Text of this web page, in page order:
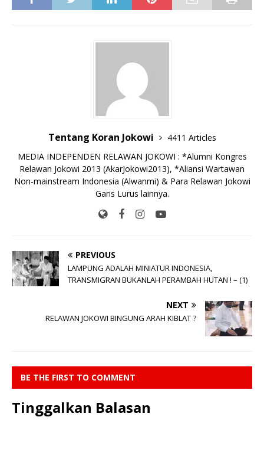
c it ai at
A
p
Li
n
k
o
e y ssar
Tentang Koran Jokowi
4411 Articles
MEDIA INDEPENDEN RELAWAN JOKOWI : *Alumni Kongres
Relawan Jokowi 2013 (AkarJokowi2013), *Aliansi Wartawan
Non-mainstream Indonesia (Alwanmi) & Para Relawan Jokowi
Garis Lurus lainnya.
PREVIOUS
LAMPUNG ADALAH MINIATUR INDONESIA,
TRANSMIGRAN BUKANLAH PERAMBAH HUTAN ! – (1)
NEXT
RELAWAN JOKOWI BINGUNG ARAH KIBLAT ?
BE THE FIRST TO COMMENT
Tinggalkan Balasan